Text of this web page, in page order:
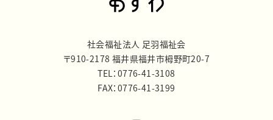
社会福祉法人 足羽福祉会
〒910-2178 福井県福井市栂野町20-7
TEL：0776-41-3108
FAX：0776-41-3199